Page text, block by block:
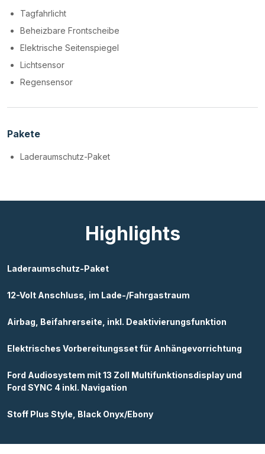
Tagfahrlicht
Beheizbare Frontscheibe
Elektrische Seitenspiegel
Lichtsensor
Regensensor
Pakete
Laderaumschutz-Paket
Highlights
Laderaumschutz-Paket
12-Volt Anschluss, im Lade-/Fahrgastraum
Airbag, Beifahrerseite, inkl. Deaktivierungsfunktion
Elektrisches Vorbereitungsset für Anhängevorrichtung
Ford Audiosystem mit 13 Zoll Multifunktionsdisplay und
Ford SYNC 4 inkl. Navigation
Stoff Plus Style, Black Onyx/Ebony